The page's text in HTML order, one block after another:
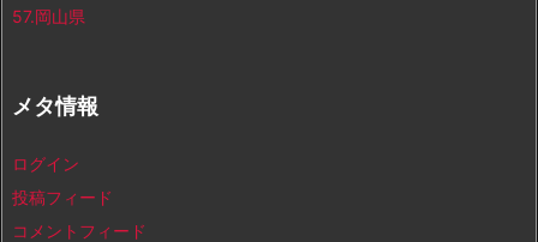
57.岡山県
メタ情報
ログイン
投稿フィード
コメントフィード